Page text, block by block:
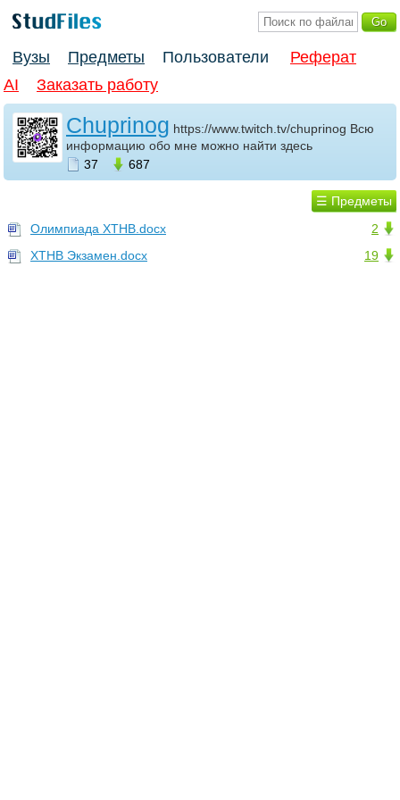
Вузы Предметы Пользователи
Реферат
AI
Заказать работу
Chuprinog https://www.twitch.tv/chuprinog Всю
информацию обо мне можно найти здесь
37
687
☰ Предметы
2
Олимпиада ХТНВ.docx
19
ХТНВ Экзамен.docx